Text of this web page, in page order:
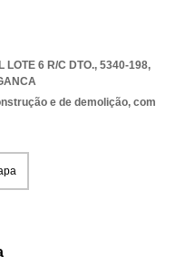
6 R/C DTO., 5340-198,
e de demolição, com